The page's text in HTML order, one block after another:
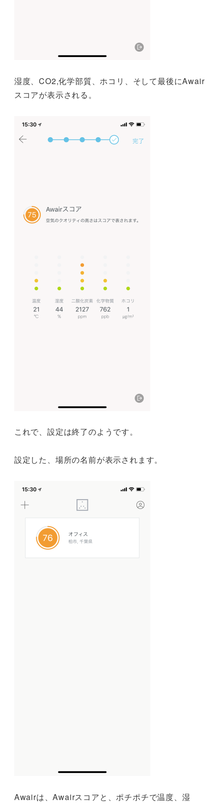
湿度、CO2,化学部質、ホコリ、そして最後にAwair
スコアが表示される。
これで、設定は終了のようです。
設定した、場所の名前が表示されます。
Awairは、Awairスコアと、ポチポチで温度、湿